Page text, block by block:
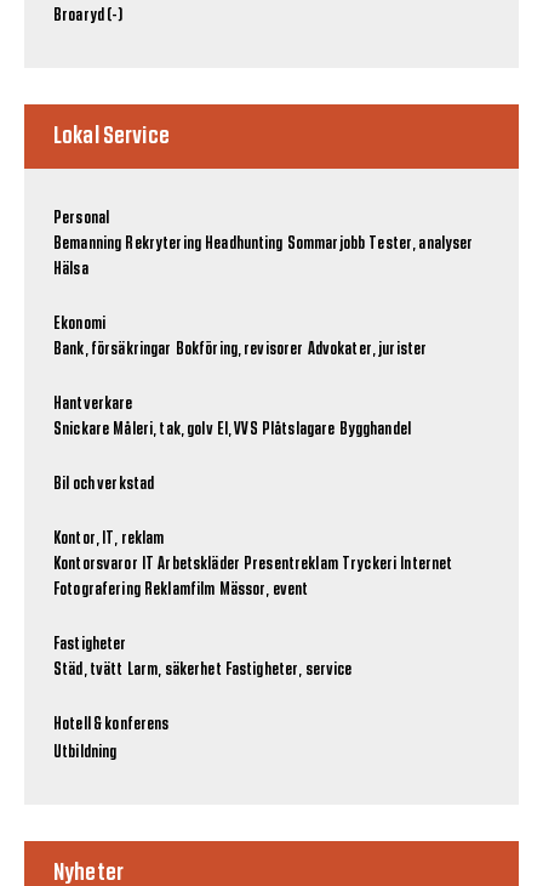
Broaryd (-)
Lokal Service
Personal
Bemanning Rekrytering Headhunting Sommarjobb Tester, analyser
Hälsa
Ekonomi
Bank, försäkringar Bokföring, revisorer Advokater, jurister
Hantverkare
Snickare Måleri, tak, golv El, VVS Plåtslagare Bygghandel
Bil och verkstad
Kontor, IT, reklam
Kontorsvaror IT Arbetskläder Presentreklam Tryckeri Internet
Fotografering Reklamfilm Mässor, event
Fastigheter
Städ, tvätt Larm, säkerhet Fastigheter, service
Hotell & konferens
Utbildning
Nyheter